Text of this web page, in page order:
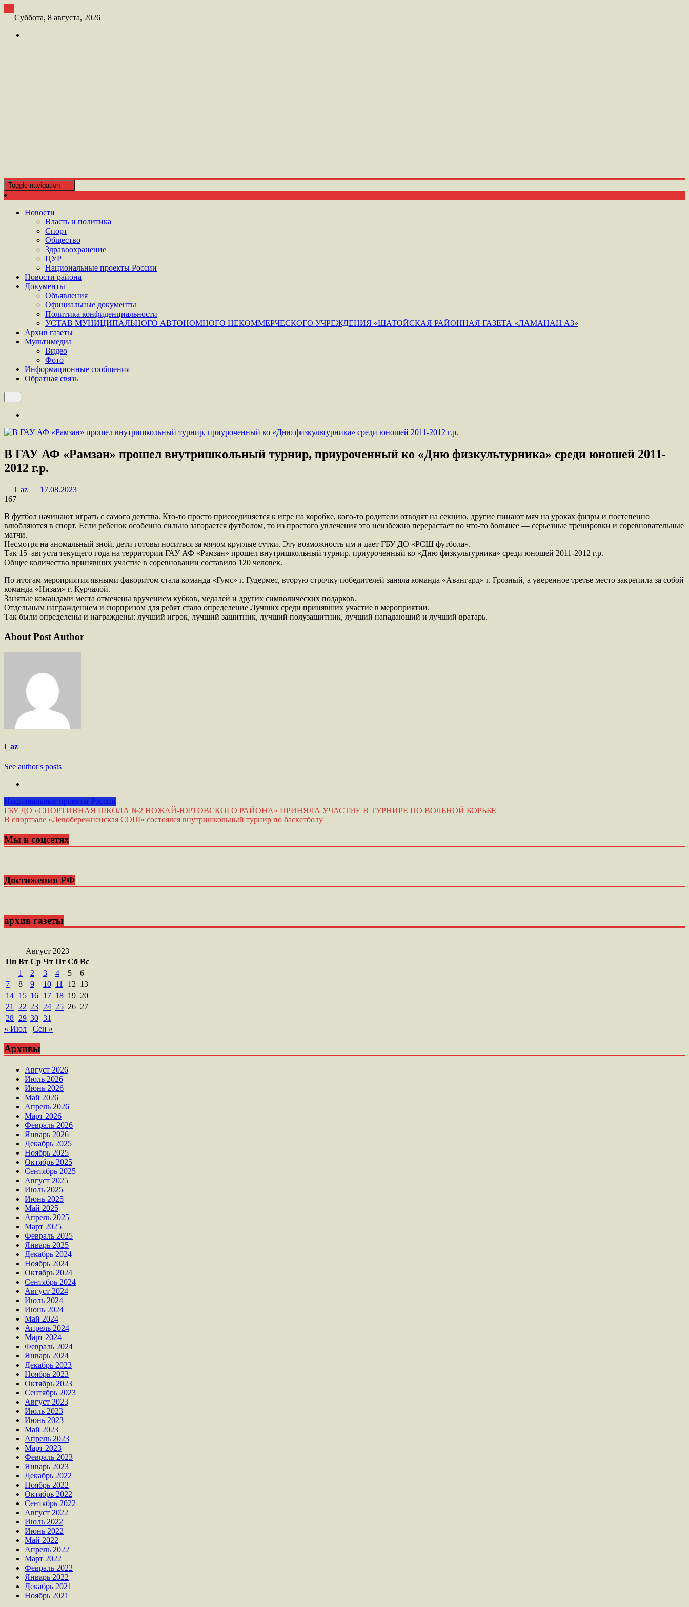
Суббота, 8 августа, 2026
ГАЗЕТА ЛАМАНАН АЗ
ШАТОЙСКАЯ ГАЗЕТА ЛАМАНАН АЗ
Toggle navigation
Новости
Власть и политика
Спорт
Общество
Здравоохранение
ЦУР
Национальные проекты России
Новости района
Документы
Объявления
Официальные документы
Политика конфиденциальности
УСТАВ МУНИЦИПАЛЬНОГО АВТОНОМНОГО НЕКОММЕРЧЕСКОГО УЧРЕЖДЕНИЯ «ШАТОЙСКАЯ РАЙОННАЯ ГАЗЕТА «ЛАМАНАН АЗ»
Архив газеты
Мультимедиа
Видео
Фото
Информационные сообщения
Обратная связь
В ГАУ АФ «Рамзан» прошел внутришкольный турнир, приуроченный ко «Дню физкультурника» среди юношей 2011-
2012 г.р.
l_az
17.08.2023
167
В футбол начинают играть с самого детства. Кто-то просто присоединяется к игре на коробке, кого-то родители отводят на секцию, другие пинают мяч на уроках физры и постепенно
влюбляются в спорт. Если ребенок особенно сильно загорается футболом, то из простого увлечения это неизбежно перерастает во что-то большее — серьезные тренировки и соревновательные
матчи.
Несмотря на аномальный зной, дети готовы носиться за мячом круглые сутки. Эту возможность им и дает ГБУ ДО «РСШ футбола».
Так 15 августа текущего года на территории ГАУ АФ «Рамзан» прошел внутришкольный турнир, приуроченный ко «Дню физкультурника» среди юношей 2011-2012 г.р.
Общее количество принявших участие в соревновании составило 120 человек.
По итогам мероприятия явными фаворитом стала команда «Гумс» г. Гудермес, вторую строчку победителей заняла команда «Авангард» г. Грозный, а уверенное третье место закрепила за собой
команда «Низам» г. Курчалой.
Занятые командами места отмечены вручением кубков, медалей и других символических подарков.
Отдельным награждением и сюрпризом для ребят стало определение Лучших среди принявших участие в мероприятии.
Так были определены и награждены: лучший игрок, лучший защитник, лучший полузащитник, лучший нападающий и лучший вратарь.
About Post Author
l_az
See author's posts
Национальные проекты России
Навигация
по
записям
ГБУ ДО «СПОРТИВНАЯ ШКОЛА №2 НОЖАЙ-ЮРТОВСКОГО РАЙОНА» ПРИНЯЛА УЧАСТИЕ В ТУРНИРЕ ПО ВОЛЬНОЙ БОРЬБЕ
В спортзале «Левобережненская СОШ» состоялся внутришкольный турнир по баскетболу
Мы в соцсетях
Достижения РФ
архив газеты
Август 2023
Пн Вт Ср Чт Пт Сб Вс
1
2 3 4 5
6
7
8 9 10 11 12 13
14 15 16 17 18 19 20
21
22 23 24 25 26 27
28 29 30 31
« Июл
Сен »
Архивы
Август 2026
Июль 2026
Июнь 2026
Май 2026
Апрель 2026
Март 2026
Февраль 2026
Январь 2026
Декабрь 2025
Ноябрь 2025
Октябрь 2025
Сентябрь 2025
Август 2025
Июль 2025
Июнь 2025
Май 2025
Апрель 2025
Март 2025
Февраль 2025
Январь 2025
Декабрь 2024
Ноябрь 2024
Октябрь 2024
Сентябрь 2024
Август 2024
Июль 2024
Июнь 2024
Май 2024
Апрель 2024
Март 2024
Февраль 2024
Январь 2024
Декабрь 2023
Ноябрь 2023
Октябрь 2023
Сентябрь 2023
Август 2023
Июль 2023
Июнь 2023
Май 2023
Апрель 2023
Март 2023
Февраль 2023
Январь 2023
Декабрь 2022
Ноябрь 2022
Октябрь 2022
Сентябрь 2022
Август 2022
Июль 2022
Июнь 2022
Май 2022
Апрель 2022
Март 2022
Февраль 2022
Январь 2022
Декабрь 2021
Ноябрь 2021